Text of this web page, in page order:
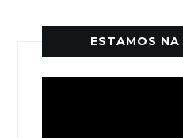
ESTAMOS